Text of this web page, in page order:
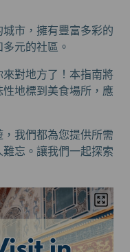
市，擁有豐富多彩的
元的社區。
對地方了！本指南將
地標到美食場所，應
我們都為您提供所需
忘。讓我們一起探索